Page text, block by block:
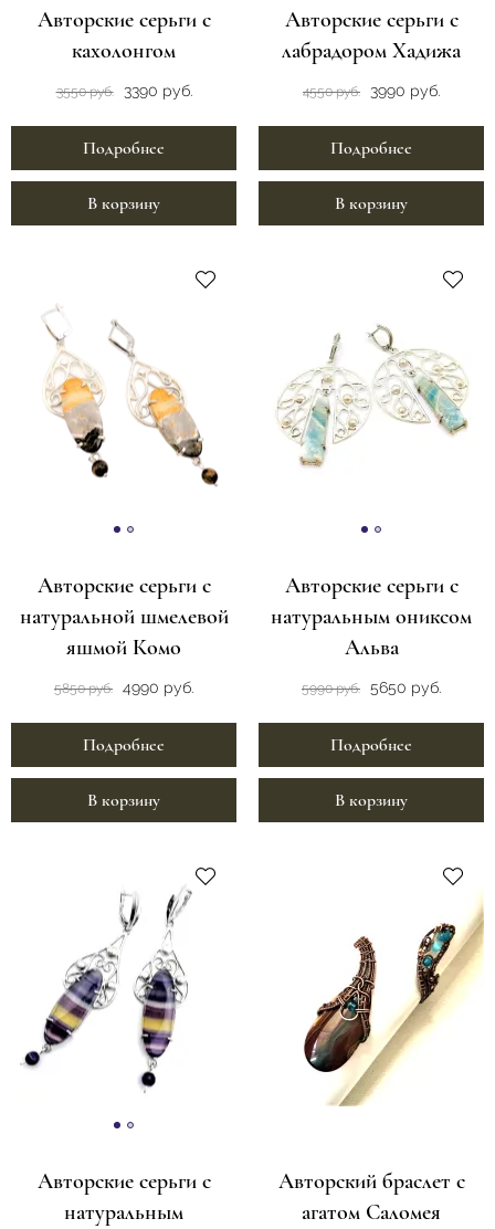
Авторские серьги с
кахолонгом
3550 руб. 3390 руб.
Подробнее
В корзину
Авторские серьги с
лабрадором Хадижа
4550 руб. 3990 руб.
Подробнее
В корзину
Авторские серьги с
натуральной шмелевой
яшмой Комо
5850 руб. 4990 руб.
Подробнее
В корзину
Авторские серьги с
натуральным ониксом
Альва
5990 руб. 5650 руб.
Подробнее
В корзину
Авторские серьги с
натуральным
Авторский браслет с
агатом Саломея